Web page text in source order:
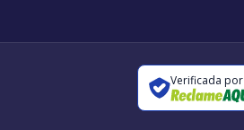
Verificada por